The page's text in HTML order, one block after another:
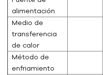
alimentación
Medio de
transferencia
de calor
Método de
enfriamiento